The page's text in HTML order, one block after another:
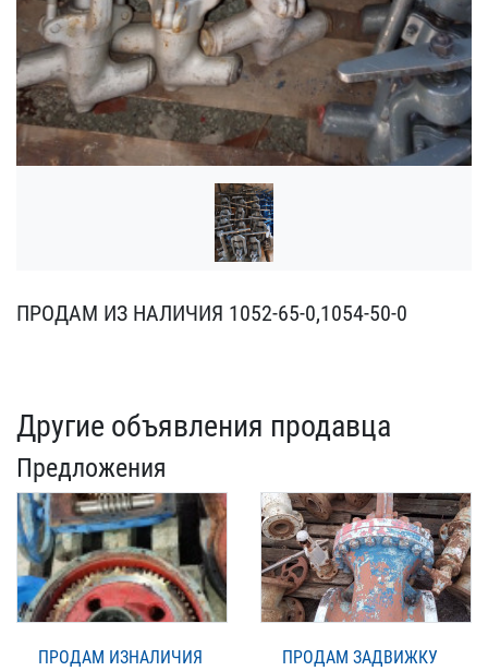
ПРОДАМ ИЗ НАЛИЧИЯ 1052-6​5-0,1054-50-0
Другие объявления продавца
Предложения
ПРОДАМ ИЗНАЛИЧИЯ
ПРОДАМ ЗАДВИЖКУ